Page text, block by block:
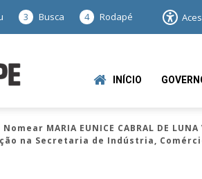
3 Busca 4 Rodapé
de
INÍCIO
Nomear MARIA EUNICE CABRAL DE
na Secretaria de Indústria,